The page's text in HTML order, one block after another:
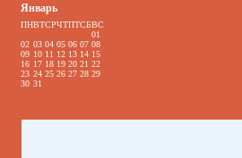
Январь
ПНВТСРЧТПТСБВС
01
02 03 04 05 06 07 08
09 10 11 12 13 14 15
16 17 18 19 20 21 22
23 24 25 26 27 28 29
30 31